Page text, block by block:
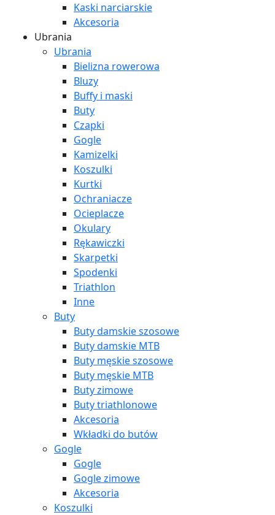
Kaski narciarskie
Akcesoria
Ubrania
Ubrania
Bielizna rowerowa
Bluzy
Buffy i maski
Buty
Czapki
Gogle
Kamizelki
Koszulki
Kurtki
Ochraniacze
Ocieplacze
Okulary
Rękawiczki
Skarpetki
Spodenki
Triathlon
Inne
Buty
Buty damskie szosowe
Buty damskie MTB
Buty męskie szosowe
Buty męskie MTB
Buty zimowe
Buty triathlonowe
Akcesoria
Wkładki do butów
Gogle
Gogle
Gogle zimowe
Akcesoria
Koszulki